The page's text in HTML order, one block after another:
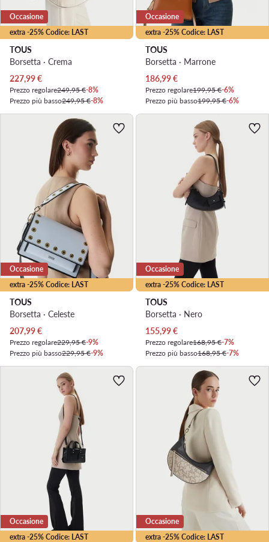
extra -25% Codice: LAST
Occasione
TOUS
Borsetta · Crema
Prezzo attuale
227,99€
Prezzo regolare249,95 €-8%
Prezzo più basso249,95 €-8%
extra -25% Codice: LAST
Occasione
TOUS
Borsetta · Marrone
Prezzo attuale
186,99€
Prezzo regolare199,95 €-6%
Prezzo più basso199,95 €-6%
extra -25% Codice: LAST
Occasione
TOUS
Borsetta · Celeste
Prezzo attuale
207,99€
Prezzo regolare229,95 €-9%
Prezzo più basso229,95 €-9%
extra -25% Codice: LAST
Occasione
TOUS
Borsetta · Nero
Prezzo attuale
155,99€
Prezzo regolare168,95 €-7%
Prezzo più basso168,95 €-7%
extra -25% Codice: LAST
Occasione
extra -25% Codice: LAST
Occasione